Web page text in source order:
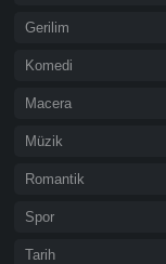
Gerilim
Komedi
Macera
Müzik
Romantik
Spor
Tarih